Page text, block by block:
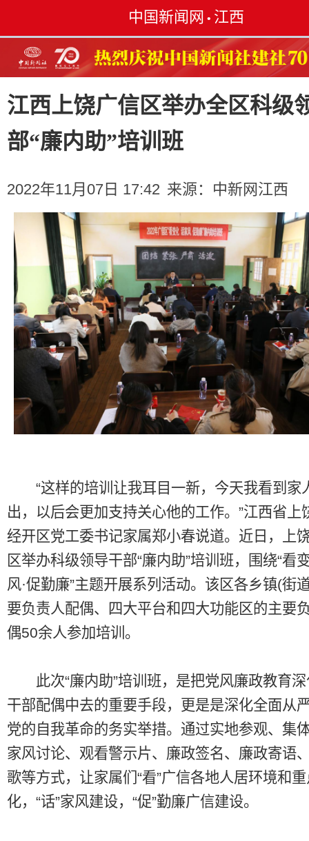
中国新闻网 • 江西
江西上饶广信区举办全区科级
部“廉内助”培训班
2022年11月07日 17:42 来源： 中新网江西
“这样的培训让我耳目一新，今天我看到家
出，以后会更加支持关心他的工作。”江西省上
经开区党工委书记家属郑小春说道。近日，上
区举办科级领导干部“廉内助”培训班，围绕“看
风·促勤廉”主题开展系列活动。该区各乡镇(街
要负责人配偶、四大平台和四大功能区的主要
偶50余人参加培训。
此次“廉内助”培训班，是把党风廉政教育深
干部配偶中去的重要手段，更是是深化全面从
党的自我革命的务实举措。通过实地参观、集
家风讨论、观看警示片、廉政签名、廉政寄语
歌等方式，让家属们“看”广信各地人居环境和
化，“话”家风建设，“促”勤廉广信建设。